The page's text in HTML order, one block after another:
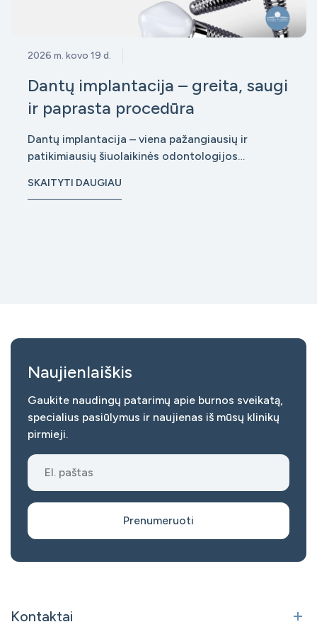
2026 m. kovo 19 d.
Dantų implantacija – greita, saugi
ir paprasta procedūra
Dantų implantacija – viena pažangiausių ir
patikimiausių šiuolaikinės odontologijos
kad jie atrodytų ir funkcionuotų kaip natūralūs.
SKAITYTI DAUGIAU
Naujienlaiškis
Gaukite naudingų patarimų apie burnos sveikatą,
specialius pasiūlymus ir naujienas iš mūsų klinikų
pirmieji.
Prenumeruoti
Kontaktai